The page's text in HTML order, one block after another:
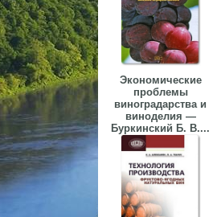
Экономические
проблемы
виноградарства и
виноделия —
Буркинский Б. В....